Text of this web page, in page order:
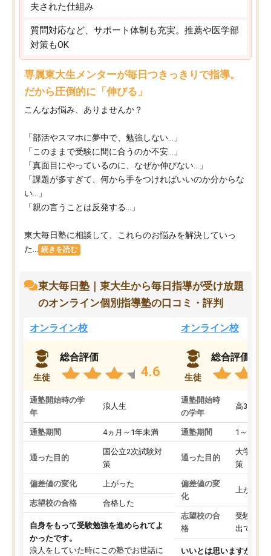
夫された仕組み
質問対応など、サポート体制も充実。推薦や医学部
対策もOK
専属東大生メンターが毎日つきっきりで指導。
だから圧倒的に「伸びる」
こんなお悩み、ありませんか？
「部活やスマホに夢中で、勉強しない…」
「このままで受験に間に合うのか不安…」
「真面目にやっているのに、なぜか伸びない…」
「課題が多すぎて、何から手をつければいいのか分からな
い…」
「親の言うことは反発する…」
東大毎日塾に相談して、これらのお悩みを解決していっ
た...
続きを読む
東大毎日塾｜東大生から毎日指導が受け放題
のオンライン個別指導塾の口コミ・評判
オンライン校
生徒
総合評価
4.6
通塾開始時の学
年
浪人生
通塾期間 4ヵ月～1年未満
通った目的
国公立2次試験対
策
偏差値の変化 上がった
志望校の合格 合格した
自身をもって受験勉強を進められてよ
かったです。
浪人をしていた時にこの塾でお世話に
オンライン校
生徒
総合評価
通塾開始時
の学年
高3
通塾期間 1～3ヵ月
通った目的
大学入学
策
偏差値の変
化
上がった
志望校の合
格
受験して
出ていな
いいとは思いますが、料